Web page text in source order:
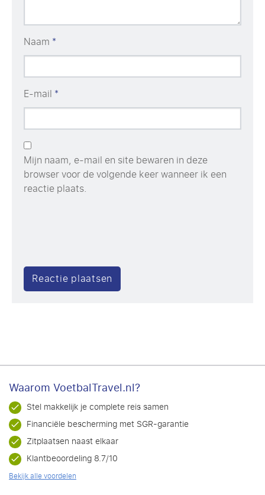
Naam *
E-mail *
Mijn naam, e-mail en site bewaren in deze
browser voor de volgende keer wanneer ik een
reactie plaats.
Waarom VoetbalTravel.nl?
Stel makkelijk je complete reis samen
Financiële bescherming met SGR-garantie
Zitplaatsen naast elkaar
Klantbeoordeling 8.7/10
Bekijk alle voordelen